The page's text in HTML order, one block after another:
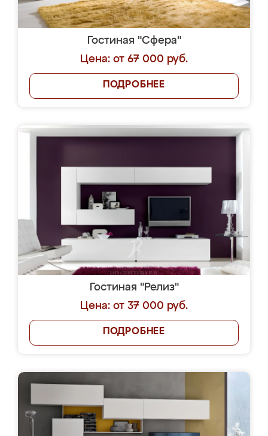
Гостиная "Сфера"
Цена: от 67 000 руб.
ПОДРОБНЕЕ
Гостиная "Релиз"
Цена: от 37 000 руб.
ПОДРОБНЕЕ